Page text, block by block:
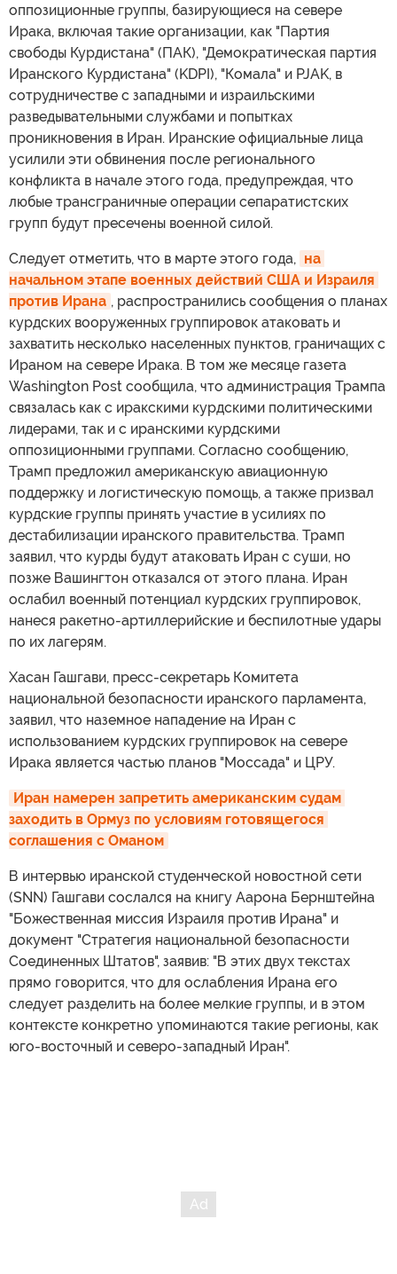
оппозиционные группы, базирующиеся на севере
Ирака, включая такие организации, как "Партия
свободы Курдистана" (ПАК), "Демократическая партия
Иранского Курдистана" (KDPI), "Комала" и PJAK, в
сотрудничестве с западными и израильскими
разведывательными службами и попытках
проникновения в Иран. Иранские официальные лица
усилили эти обвинения после регионального
конфликта в начале этого года, предупреждая, что
любые трансграничные операции сепаратистских
групп будут пресечены военной силой.
Следует отметить, что в марте этого года, на
начальном этапе военных действий США и Израиля
против Ирана , распространились сообщения о планах
курдских вооруженных группировок атаковать и
захватить несколько населенных пунктов, граничащих с
Ираном на севере Ирака. В том же месяце газета
Washington Post сообщила, что администрация Трампа
связалась как с иракскими курдскими политическими
лидерами, так и с иранскими курдскими
оппозиционными группами. Согласно сообщению,
Трамп предложил американскую авиационную
поддержку и логистическую помощь, а также призвал
курдские группы принять участие в усилиях по
дестабилизации иранского правительства. Трамп
заявил, что курды будут атаковать Иран с суши, но
позже Вашингтон отказался от этого плана. Иран
ослабил военный потенциал курдских группировок,
нанеся ракетно-артиллерийские и беспилотные удары
по их лагерям.
Хасан Гашгави, пресс-секретарь Комитета
национальной безопасности иранского парламента,
заявил, что наземное нападение на Иран с
использованием курдских группировок на севере
Ирака является частью планов "Моссада" и ЦРУ.
Иран намерен запретить американским судам
заходить в Ормуз по условиям готовящегося
соглашения с Оманом
В интервью иранской студенческой новостной сети
(SNN) Гашгави сослался на книгу Аарона Бернштейна
"Божественная миссия Израиля против Ирана" и
документ "Стратегия национальной безопасности
Соединенных Штатов", заявив: "В этих двух текстах
прямо говорится, что для ослабления Ирана его
следует разделить на более мелкие группы, и в этом
контексте конкретно упоминаются такие регионы, как
юго-восточный и северо-западный Иран".